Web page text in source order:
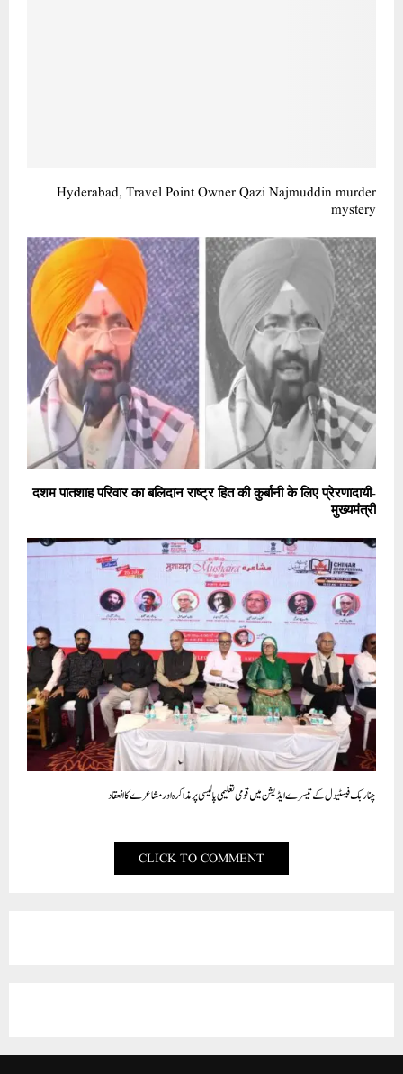
Hyderabad, Travel Point Owner Qazi Najmuddin murder
mystery
दशम पातशाह परिवार का बलिदान राष्ट्र हित की कुर्बानी के लिए प्रेरणादायी-
मुख्यमंत्री
چنار بک فیسٹیول کے تیسرے ایڈیشن میں قومی تعلیمی پالیسی پر مذاکرہ اور مشاعرے کا انعقاد
CLICK TO COMMENT